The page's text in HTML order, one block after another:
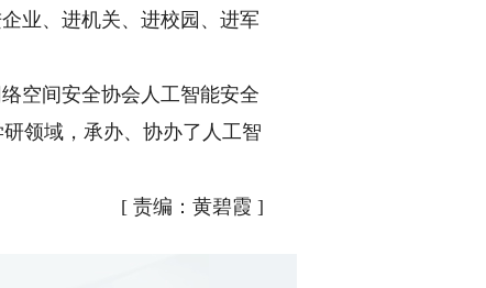
业、进机关、进校园、进军
空间安全协会人工智能安全
领域，承办、协办了人工智
[ 责编：黄碧霞 ]